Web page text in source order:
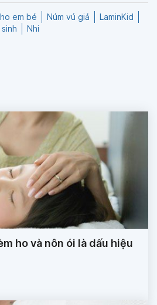
em bé Núm vú giả
LaminKid
Nhi
ho và nôn ói là dấu hiệu